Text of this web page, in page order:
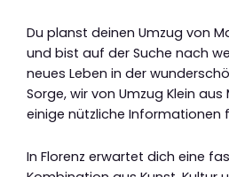
Du planst deinen Umzug von
und bist auf der Suche nach
neues Leben in der
Sorge, wir von Umzug Klein
einige nützliche Informationen
In Florenz erwartet dich eine